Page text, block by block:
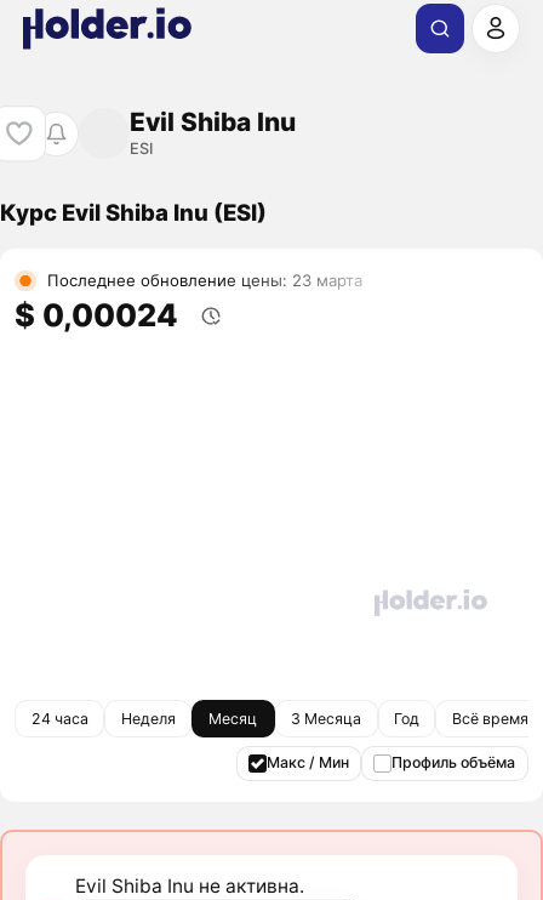
Evil Shiba Inu
ESI
Курс Evil Shiba Inu (ESI)
Последнее обновление цены: 23 марта
$ 0,00024
24 часа Неделя Месяц 3 Месяца Год Всё время
Макс / Мин Профиль объёма
Evil Shiba Inu не активна.